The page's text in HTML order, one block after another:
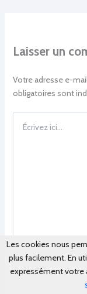
Laisser un
Votre adresse e-
obligatoires sont
ici…
Nom*
Les cookies nous
plus facilement. En
expressément votre